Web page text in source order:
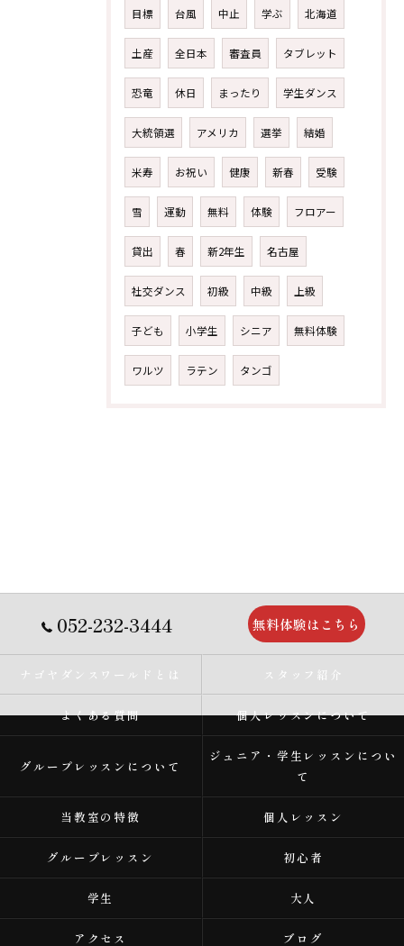
目標 台風 中止 学ぶ 北海道
土産 全日本 審査員 タブレット
恐竜 休日 まったり 学生ダンス
大統領選 アメリカ 選挙 結婚
米寿 お祝い 健康 新春 受験
雪 運動 無料 体験 フロアー
貸出 春 新2年生 名古屋
社交ダンス 初級 中級 上級
子ども 小学生 シニア 無料体験
ワルツ ラテン タンゴ
052-232-3444 無料体験はこちら
ナゴヤダンスワールドとは スタッフ紹介
よくある質問 個人レッスンについて
グループレッスンについて
ジュニア・学生レッスンについ
て
当教室の特徴 個人レッスン
グループレッスン 初心者
学生 大人
アクセス ブログ